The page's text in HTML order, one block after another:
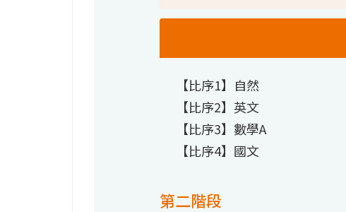
【比序1】自然
【比序2】英文
【比序3】數學A
【比序4】國文
第二階段